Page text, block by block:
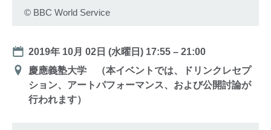
© BBC World Service
Date
2019年 10月 02日 (水曜日) 17:55 –21:00
会
場
慶應義塾大学 （本イベントでは、ドリンクレセプ
ション、アートパフォーマンス、および公開討論が
行われます）